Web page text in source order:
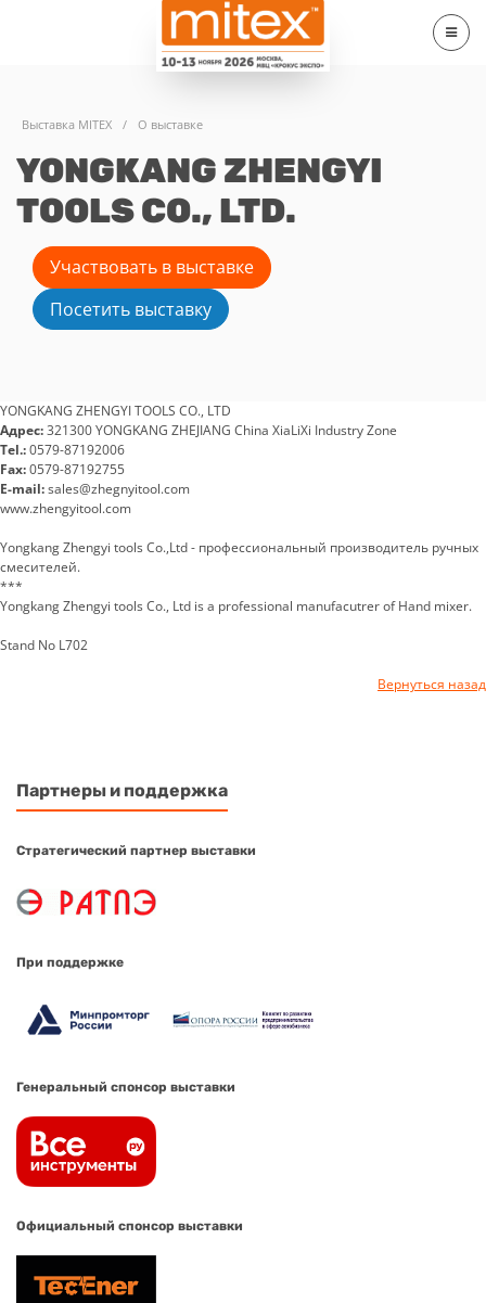
Выставка MITEX / О выставке
YONGKANG ZHENGYI
TOOLS CO., LTD.
Участвовать в выставке
Посетить выставку
YONGKANG ZHENGYI TOOLS CO., LTD
Адрес:321300 YONGKANG ZHEJIANG China XiaLiXi Industry Zone
Tel.:0579-87192006
Fax:0579-87192755
E-mail:sales@zhegnyitool.com
www.zhengyitool.com
Yongkang Zhengyi tools Co.,Ltd - профессиональный производитель ручных
смесителей.
***
Yongkang Zhengyi tools Co., Ltd is a professional manufacutrer of Hand mixer.
Stand No L702
Вернуться назад
Партнеры и поддержка
Стратегический партнер выставки
При поддержке
Генеральный спонсор выставки
Официальный спонсор выставки